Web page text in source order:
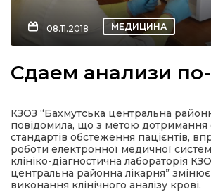
08.11.2018 МЕДИЦИНА
Сдаем анализи
КЗОЗ “Бахмутська центральна
повідомила, що з метою дотримання
стандартів обстеження пацієнтів,
роботи електронної медичної
клініко-діагностична лабораторія
центральна районна лікарня” змінює
виконання клінічного аналізу крові.